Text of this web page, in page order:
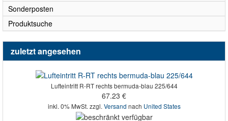
Sonderposten
Produktsuche
zuletzt angesehen
Lufteintritt R-RT rechts bermuda-blau 225/644
67.23 €
inkl. 0% MwSt. zzgl. Versand nach United States